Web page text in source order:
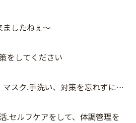
したねぇ〜
をしてください
マスク.手洗い、対策を忘れずに…
.セルフケアをして、体調管理を